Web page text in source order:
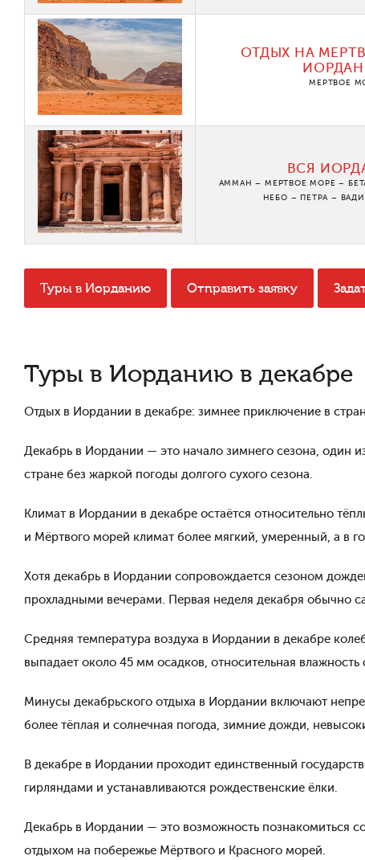
ОТДЫХ НА
МЕРТВОЕ
ВСЯ
АММАН – МЕРТВОЕ МОРЕ –
НЕБО – ПЕТРА –
Туры в Иорданию Отправить заявку
Туры в Иорданию в декабре
Отдых в Иордании в декабре: зимнее приключение в
Декабрь в Иордании — это начало зимнего сезона, один
стране без жаркой погоды долгого сухого сезона.
Климат в Иордании в декабре остаётся относительно
и Мёртвого морей климат более мягкий, умеренный, а в
Хотя декабрь в Иордании сопровождается сезоном
прохладными вечерами. Первая неделя декабря обычно
Средняя температура воздуха в Иордании в декабре
выпадает около 45 мм осадков, относительная влажность
Минусы декабрьского отдыха в Иордании включают
более тёплая и солнечная погода, зимние дожди,
В декабре в Иордании проходит единственный
гирляндами и устанавливаются рождественские ёлки.
Декабрь в Иордании — это возможность познакомиться
отдыхом на побережье Мёртвого и Красного морей.